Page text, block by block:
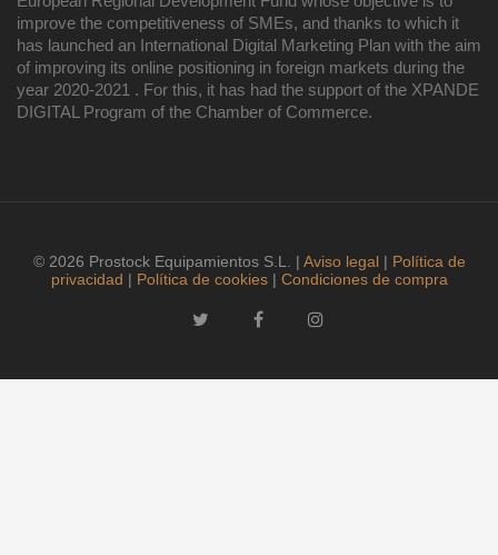
improve the competitiveness of SMEs, and thanks to which it
has launched an International Digital Marketing Plan with the aim
of improving its online positioning in foreign markets during the
year 2020-2021 . For this, it has had the support of the XPANDE
DIGITAL Program of the Chamber of Commerce.
© 2026 Prostock Equipamientos S.L. | Aviso legal| Política de
privacidad | Política de cookies| Condiciones de compra